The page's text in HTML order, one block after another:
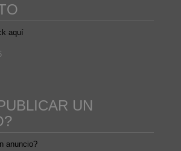
aquí
UN
anuncio?